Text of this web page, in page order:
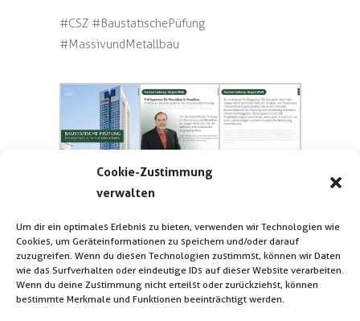
Cookie-Zustimmung
verwalten
Um dir ein optimales Erlebnis zu bieten, verwenden wir Technologien wie
Cookies, um Geräteinformationen zu speichern und/oder darauf
zuzugreifen. Wenn du diesen Technologien zustimmst, können wir Daten
wie das Surfverhalten oder eindeutige IDs auf dieser Website verarbeiten.
Wenn du deine Zustimmung nicht erteilst oder zurückziehst, können
bestimmte Merkmale und Funktionen beeinträchtigt werden.
#CSZ #BaustatischePüfung
#MassivundMetallbau